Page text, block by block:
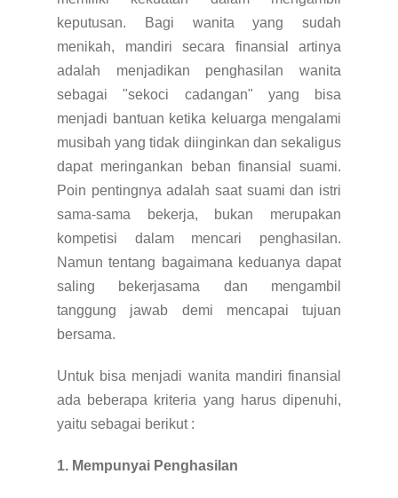
keputusan. Bagi wanita yang sudah
menikah, mandiri secara finansial artinya
adalah menjadikan penghasilan wanita
sebagai "sekoci cadangan" yang bisa
menjadi bantuan ketika keluarga mengalami
musibah yang tidak diinginkan dan sekaligus
dapat meringankan beban finansial suami.
Poin pentingnya adalah saat suami dan istri
sama-sama bekerja, bukan merupakan
kompetisi dalam mencari penghasilan.
Namun tentang bagaimana keduanya dapat
saling bekerjasama dan mengambil
tanggung jawab demi mencapai tujuan
bersama.
Untuk bisa menjadi wanita mandiri finansial
ada beberapa kriteria yang harus dipenuhi,
yaitu sebagai berikut :
1. Mempunyai Penghasilan